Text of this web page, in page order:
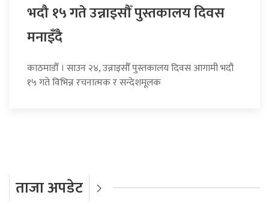
भदौ १५ गते उन्नाइसौँ पुस्तकालय दिवस
मनाइँदै
काठमाडौँ । साउन २४, उन्नाइसौँ पुस्तकालय दिवस आगामी भदौ
१५ गते विभिन्न रचनात्मक र सन्देशमूलक
ताजा अपडेट